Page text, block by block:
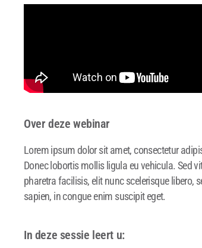
Over deze webinar
Lorem ipsum dolor sit amet, consectetur
Donec lobortis mollis ligula eu vehicula. Sed
pharetra facilisis, elit nunc scelerisque libero,
sapien, in congue enim suscipit eget.
In deze sessie leert u: